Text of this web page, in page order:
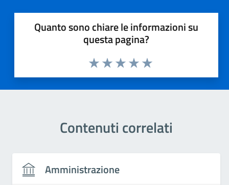
Quanto sono chiare le informazioni su
questa pagina?
Valuta 5 stelle su 5
Valuta 4 stelle su 5
Valuta 3 stelle su 5
Valuta 2 stelle su 5
Valuta 1 stelle su 5
Contenuti correlati
Amministrazione